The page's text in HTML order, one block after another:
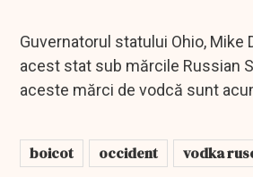
Guvernatorul statului Ohio, Mike
acest stat sub mărcile Russian
aceste mărci de vodcă sunt
boicot occident vodka